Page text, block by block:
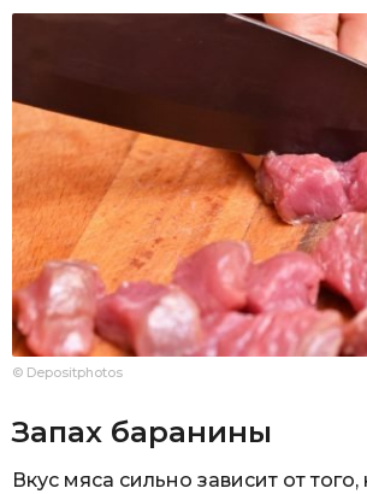
© Depositphotos
Запах баранины
Вкус мяса сильно зависит от